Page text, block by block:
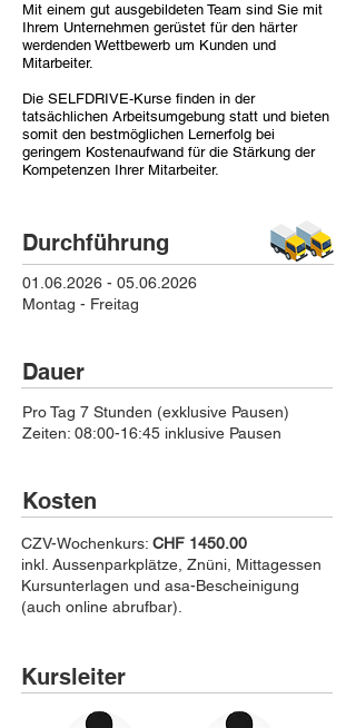
Mit einem gut ausgebildeten Team sind Sie mit
Ihrem Unternehmen gerüstet für den härter
werdenden Wettbewerb um Kunden und
Mitarbeiter.
Die SELFDRIVE-Kurse finden in der
tatsächlichen Arbeitsumgebung statt und bieten
somit den bestmöglichen Lernerfolg bei
geringem Kostenaufwand für die Stärkung der
Kompetenzen Ihrer Mitarbeiter.
Durchführung
01.06.2026 - 05.06.2026
Montag - Freitag
Dauer
Pro Tag 7 Stunden (exklusive Pausen)
Zeiten: 08:00-16:45 inklusive Pausen
Kosten
CZV-Wochenkurs: CHF 1450.00
inkl. Aussenparkplätze, Znüni, Mittagessen
Kursunterlagen und asa-Bescheinigung
(auch online abrufbar).
Kursleiter